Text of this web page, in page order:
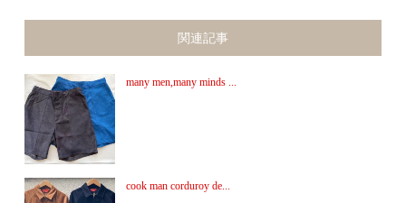
関連記事
many men,many minds ...
cook man corduroy de...